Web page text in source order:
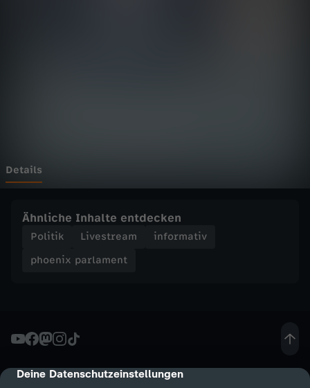
cmp-dialog-description
Deine Datenschutzeinstellungen
m
n
E
t
Details
Ähnliche Inhalte entdecken
Politik Livestream
informativ
phoenix parlament